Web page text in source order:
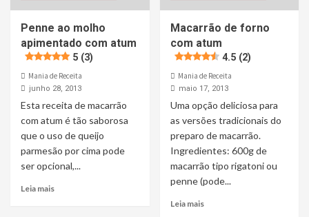
Penne ao molho
apimentado com atum
5 (3)
Mania de Receita
junho 28, 2013
Esta receita de macarrão
com atum é tão saborosa
que o uso de queijo
parmesão por cima pode
ser opcional,...
Leia mais
Macarrão de forno
com atum
4.5 (2)
Mania de Receita
maio 17, 2013
Uma opção deliciosa para
as versões tradicionais do
preparo de macarrão.
Ingredientes: 600g de
macarrão tipo rigatoni ou
penne (pode...
Leia mais